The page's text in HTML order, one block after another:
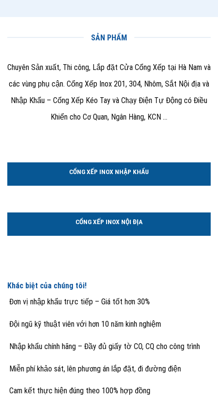
SẢN PHẨM
Chuyên Sản xuất, Thi công, Lắp đặt Cửa Cổng Xếp tại Hà Nam và
các vùng phụ cận. Cổng Xếp Inox 201, 304, Nhôm, Sắt Nội địa và
Nhập Khẩu – Cổng Xếp Kéo Tay và Chạy Điện Tự Động có Điều
Khiển cho Cơ Quan, Ngân Hàng, KCN …
CỔNG XẾP INOX NHẬP KHẨU
CỔNG XẾP INOX NỘI ĐỊA
Khác biệt của chúng tôi!
Đơn vị nhập khẩu trực tiếp – Giá tốt hơn 30%
Đội ngũ kỹ thuật viên với hơn 10 năm kinh nghiệm
Nhập khẩu chính hãng – Đầy đủ giấy tờ CO, CQ cho công trình
Miễn phí khảo sát, lên phương án lắp đặt, đi đường điện
Cam kết thực hiện đúng theo 100% hợp đồng